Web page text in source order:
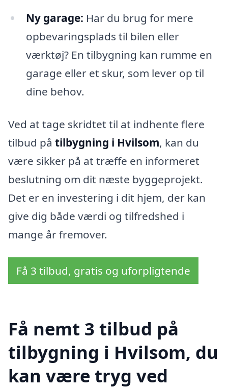
Ny garage: Har du brug for mere
opbevaringsplads til bilen eller
værktøj? En tilbygning kan rumme en
garage eller et skur, som lever op til
dine behov.
Ved at tage skridtet til at indhente flere
tilbud på tilbygning i Hvilsom, kan du
være sikker på at træffe en informeret
beslutning om dit næste byggeprojekt.
Det er en investering i dit hjem, der kan
give dig både værdi og tilfredshed i
mange år fremover.
Få 3 tilbud, gratis og uforpligtende
Få nemt 3 tilbud på
tilbygning i Hvilsom, du
kan være tryg ved